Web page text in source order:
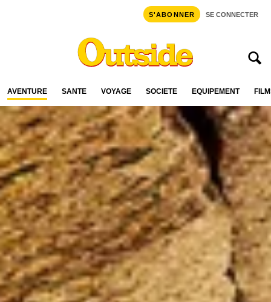
S'ABONNER SE CONNECTER
AVENTURE SANTÉ VOYAGE SOCIÉTÉ ÉQUIPEMENT